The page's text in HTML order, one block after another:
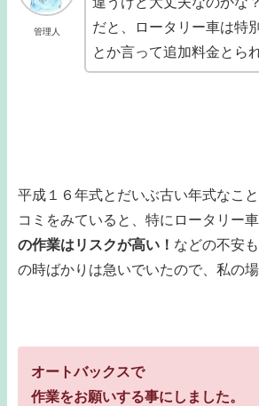
管理人
だと、ロータリー車は特
とか言って追加料金とら
平成１６年式とだいぶ古い年式なこ
コミをみていると、特にロータリー
の作業はリスクが高い！ などの不安
の時ばかりは急いでいたので、私の
オートバックスで
作業をお願いする事にしました。